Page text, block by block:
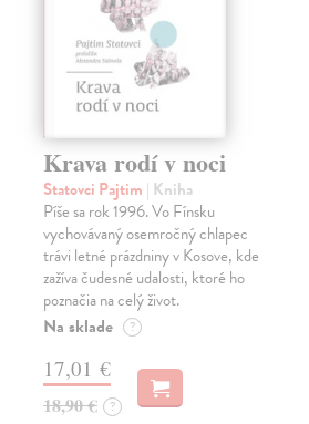
Krava rodí v noci
Statovci Pajtim | Kniha
Píše sa rok 1996. Vo Fínsku
vychovávaný osemročný chlapec
trávi letné prázdniny v Kosove, kde
zažíva čudesné udalosti, ktoré ho
poznačia na celý život.
Na sklade ?
17,01 €
18,90 € ?